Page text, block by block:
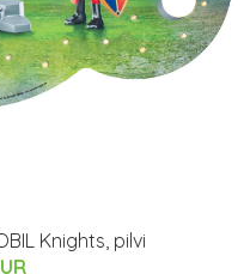
Knights, pilvi